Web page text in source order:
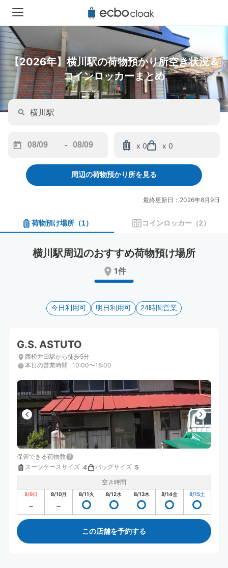
【2026年】横川駅の荷物預かり所空き状況＆
コインロッカーまとめ
forward
interact
calendar
and
date.
the
keyboard
shortcuts
for
changing
dates.
-
backward
to
interact
calendar
and
a
date.
mark
key
the
keyboard
shortcuts
for
changing
dates.
x 0 x 0
周辺の荷物預かり所を見る
最終更新日：2026年8月9日
荷物預け場所 （1） コインロッカー （2）
横川駅周辺のおすすめ荷物預け場所
1件
今日利用可 明日利用可 24時間営業
G.S. ASTUTO
西松井田駅から徒歩5分
本日の営業時間 : 10:00〜18:00
保管できる荷物数
スーツケースサイズ :4 バッグサイズ :5
空き時間
8/9日 8/10月 8/11火 8/12水 8/13木 8/14金 8/15土
この店舗を予約する